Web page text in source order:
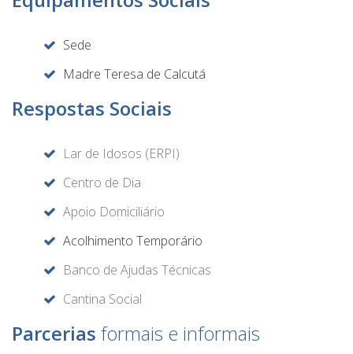
Sede
Madre Teresa de Calcutá
Respostas Sociais
Lar de Idosos (ERPI)
Centro de Dia
Apoio Domiciliário
Acolhimento Temporário
Banco de Ajudas Técnicas
Cantina Social
Parcerias formais e informais